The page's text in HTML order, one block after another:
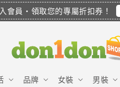
會員・領取您的專屬折扣券！
品牌 女裝 男裝